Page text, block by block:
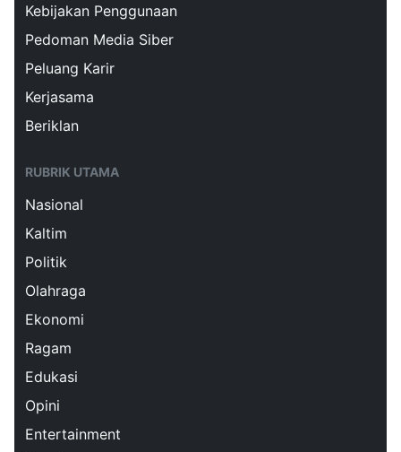
Kebijakan Penggunaan
Pedoman Media Siber
Peluang Karir
Kerjasama
Beriklan
RUBRIK UTAMA
Nasional
Kaltim
Politik
Olahraga
Ekonomi
Ragam
Edukasi
Opini
Entertainment